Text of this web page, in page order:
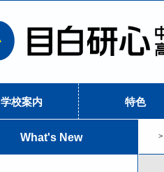
学校案内 特色
What's New